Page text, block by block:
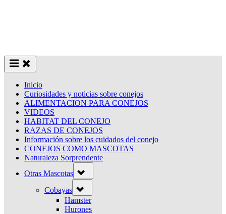
Inicio
Curiosidades y noticias sobre conejos
ALIMENTACION PARA CONEJOS
VIDEOS
HABITAT DEL CONEJO
RAZAS DE CONEJOS
Información sobre los cuidados del conejo
CONEJOS COMO MASCOTAS
Naturaleza Sorprendente
Otras Mascotas sub-
menu
Cobayas sub-
menu
Hamster
Hurones